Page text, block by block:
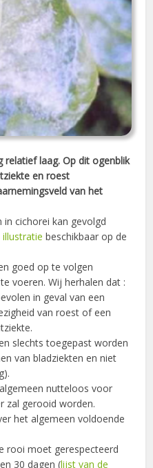
relatief laag. Op dit ogenblik
en roest
van het
cichorei kan gevolgd
beschikbaar op de
goed op te volgen
voeren. Wij herhalen dat :
in geval van een
van roest of een
slechts toegepast worden
van bladziekten en niet
nutteloos voor
zal gerooid worden.
het algemeen voldoende
rooi moet gerespecteerd
30 dagen (lijst van de